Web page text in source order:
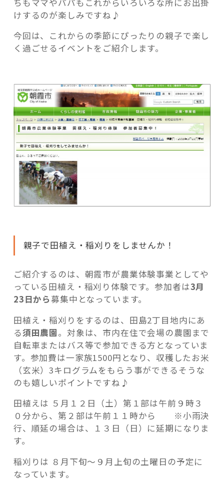
供
勉
強
る
朝
霞
市
の
田
植
え
イ
ベ
参
集
中”
の
けするのが楽しみですね♪
今回は、これからの季節にぴったりの親子で楽し
く過ごせるイベントをご紹介します。
親子で田植え・稲刈りをしませんか！
ご紹介するのは、朝霞市が農業体験事業としてや
っている田植え・稲刈り体験です。参加者は3月
23日から 募集中となっています。
田植え・稲刈りをするのは、田島2丁目地内にあ
る須田農園。対象は、市内在住で会場の農園まで
自転車またはバス等で参加できる方となっていま
す。参加費は一家族1500円となり、収穫したお米
（玄米）3キログラムをもらう事ができるそうな
のも嬉しいポイントですね♪
田植えは ５月１２日（土）第１部は午前９時３
０分から、第２部は午前１１時から ※小雨決
行、順延の場合は、１３日（日）に延期になりま
す。
稲刈りは ８月下旬～９月上旬の土曜日の予定に
なっています。